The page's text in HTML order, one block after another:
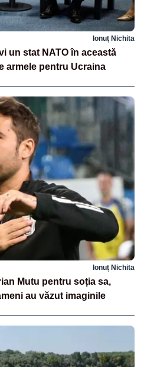
Ionuț Nichita
un stat NATO în această
armele pentru Ucraina
Ionuț Nichita
Mutu pentru soția sa,
au văzut imaginile